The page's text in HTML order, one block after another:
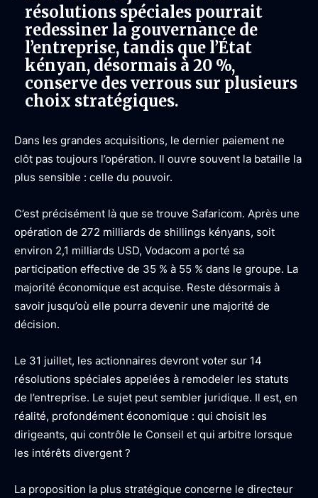
résolutions spéciales pourrait
redessiner la gouvernance de
l’entreprise, tandis que l’État
kényan, désormais à 20 %,
conserve des verrous sur plusieurs
choix stratégiques.
Dans les grandes acquisitions, le dernier paiement ne
clôt pas toujours l’opération. Il ouvre souvent la bataille la
plus sensible : celle du pouvoir.
C’est précisément là que se trouve Safaricom. Après une
opération de 272 milliards de shillings kényans, soit
environ 2,1 milliards USD, Vodacom a porté sa
participation effective de 35 % à 55 % dans le groupe. La
majorité économique est acquise. Reste désormais à
savoir jusqu’où elle pourra devenir une majorité de
décision.
Le 31 juillet, les actionnaires devront voter sur 14
résolutions spéciales appelées à remodeler les statuts
de l’entreprise. Le sujet peut sembler juridique. Il est, en
réalité, profondément économique : qui choisit les
dirigeants, qui contrôle le Conseil et qui arbitre lorsque
les intérêts divergent ?
La proposition la plus stratégique concerne le directeur